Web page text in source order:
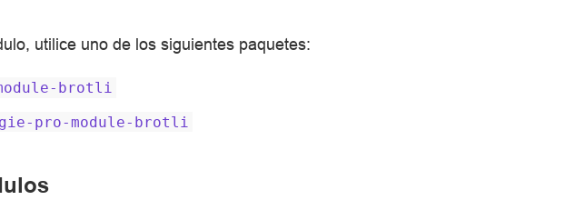
utilice uno de los siguientes paquetes:
brotli
pro-module-brotli